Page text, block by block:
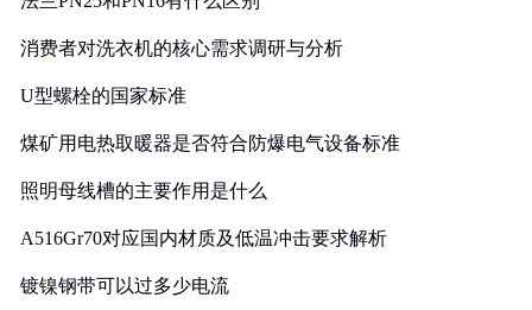
消费者对洗衣机的核心需求调研与分析
U型螺栓的国家标准
煤矿用电热取暖器是否符合防爆电气设备标准
照明母线槽的主要作用是什么
A516Gr70对应国内材质及低温冲击要求解析
镀镍钢带可以过多少电流